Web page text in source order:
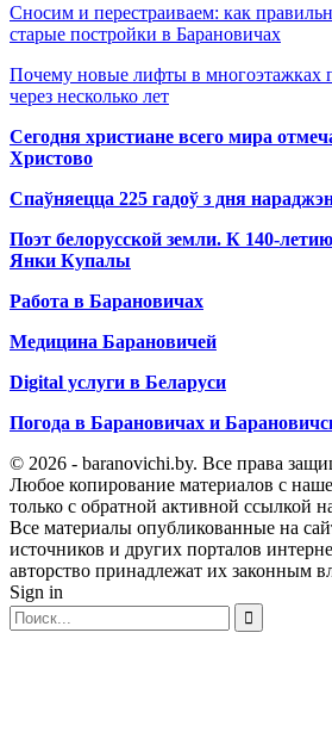
Сносим и перестраиваем: как
старые постройки в Барановичах
Почему новые лифты в многоэтажках
через несколько лет
Сегодня христиане всего мира
Христово
Спаўняецца 225 гадоў з дня
Поэт белорусской земли. К 140-
Янки Купалы
Работа в Барановичах
Медицина Барановичей
Digital услуги в Беларуси
Погода в Барановичах и
© 2026 - baranovichi.by. Все права
Любое копирование материалов с
только с обратной активной ссылкой
Все материалы опубликованные на
источников и других порталов
авторство принадлежат их законным
Sign in